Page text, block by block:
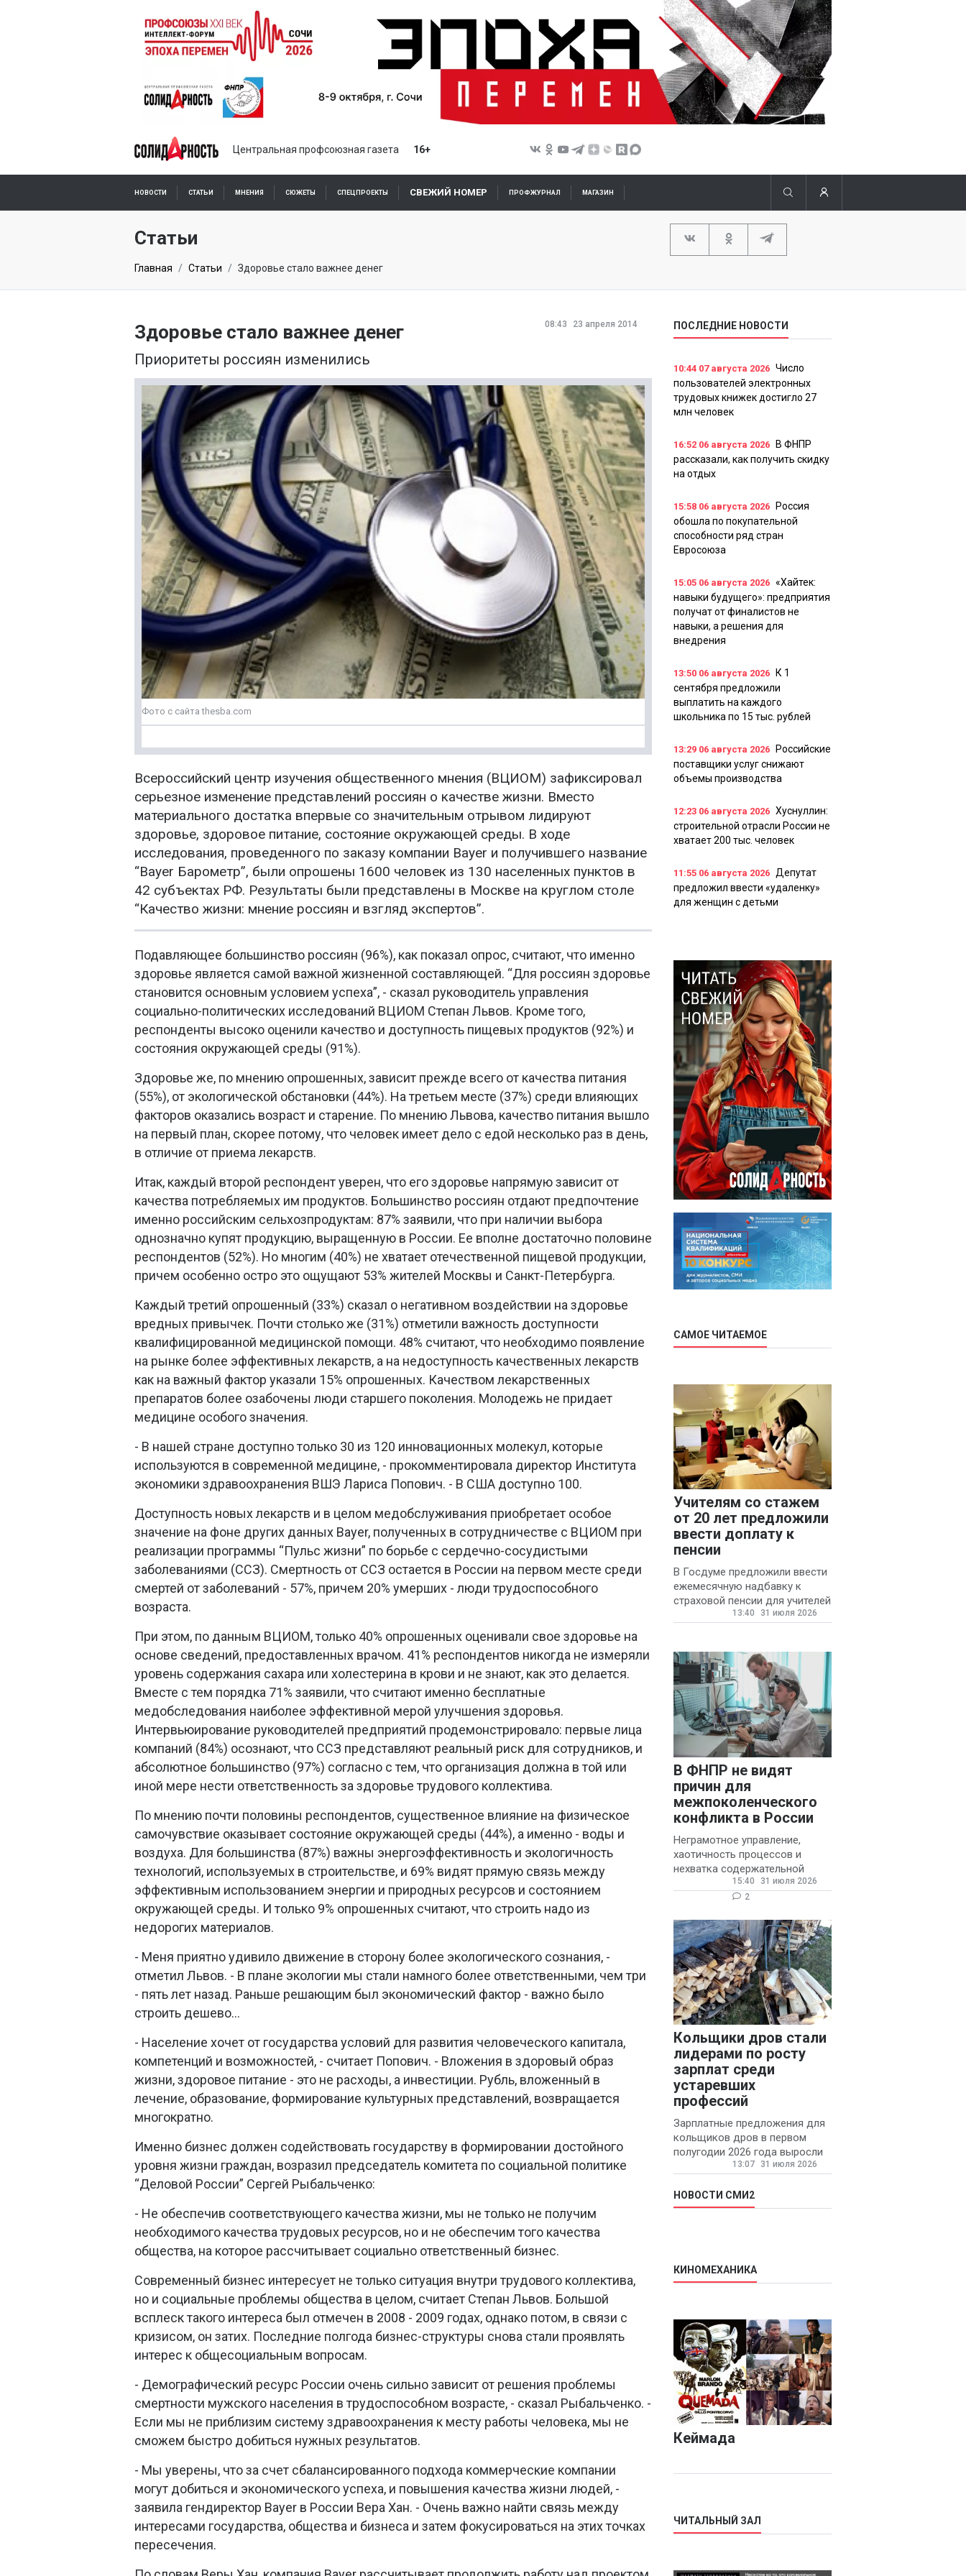
Центральная профсоюзная газета 16+
НОВОСТИ СТАТЬИ МНЕНИЯ СЮЖЕТЫ СПЕЦПРОЕКТЫ СВЕЖИЙ НОМЕР ПРОФЖУРНАЛ МАГАЗИН
Статьи
Главная Статьи Здоровье стало важнее денег
08:43 23 апреля 2014
Здоровье стало важнее денег
Приоритеты россиян изменились
Фото с сайта thesba.com
Всероссийский центр изучения общественного мнения (ВЦИОМ) зафиксировал
серьезное изменение представлений россиян о качестве жизни. Вместо
материального достатка впервые со значительным отрывом лидируют
здоровье, здоровое питание, состояние окружающей среды. В ходе
исследования, проведенного по заказу компании Bayer и получившего название
“Bayer Барометр”, были опрошены 1600 человек из 130 населенных пунктов в
42 субъектах РФ. Результаты были представлены в Москве на круглом столе
“Качество жизни: мнение россиян и взгляд экспертов”.
Подавляющее большинство россиян (96%), как показал опрос, считают, что именно
здоровье является самой важной жизненной составляющей. “Для россиян здоровье
становится основным условием успеха”, - сказал руководитель управления
социально-политических исследований ВЦИОМ Степан Львов. Кроме того,
респонденты высоко оценили качество и доступность пищевых продуктов (92%) и
состояния окружающей среды (91%).
Здоровье же, по мнению опрошенных, зависит прежде всего от качества питания
(55%), от экологической обстановки (44%). На третьем месте (37%) среди влияющих
факторов оказались возраст и старение. По мнению Львова, качество питания вышло
на первый план, скорее потому, что человек имеет дело с едой несколько раз в день,
в отличие от приема лекарств.
Итак, каждый второй респондент уверен, что его здоровье напрямую зависит от
качества потребляемых им продуктов. Большинство россиян отдают предпочтение
именно российским сельхозпродуктам: 87% заявили, что при наличии выбора
однозначно купят продукцию, выращенную в России. Ее вполне достаточно половине
респондентов (52%). Но многим (40%) не хватает отечественной пищевой продукции,
причем особенно остро это ощущают 53% жителей Москвы и Санкт-Петербурга.
Каждый третий опрошенный (33%) сказал о негативном воздействии на здоровье
вредных привычек. Почти столько же (31%) отметили важность доступности
квалифицированной медицинской помощи. 48% считают, что необходимо появление
на рынке более эффективных лекарств, а на недоступность качественных лекарств
как на важный фактор указали 15% опрошенных. Качеством лекарственных
препаратов более озабочены люди старшего поколения. Молодежь не придает
медицине особого значения.
- В нашей стране доступно только 30 из 120 инновационных молекул, которые
используются в современной медицине, - прокомментировала директор Института
экономики здравоохранения ВШЭ Лариса Попович. - В США доступно 100.
Доступность новых лекарств и в целом медобслуживания приобретает особое
значение на фоне других данных Bayer, полученных в сотрудничестве с ВЦИОМ при
реализации программы “Пульс жизни” по борьбе с сердечно-сосудистыми
заболеваниями (ССЗ). Смертность от ССЗ остается в России на первом месте среди
смертей от заболеваний - 57%, причем 20% умерших - люди трудоспособного
возраста.
При этом, по данным ВЦИОМ, только 40% опрошенных оценивали свое здоровье на
основе сведений, предоставленных врачом. 41% респондентов никогда не измеряли
уровень содержания сахара или холестерина в крови и не знают, как это делается.
Вместе с тем порядка 71% заявили, что считают именно бесплатные
медобследования наиболее эффективной мерой улучшения здоровья.
Интервьюирование руководителей предприятий продемонстрировало: первые лица
компаний (84%) осознают, что ССЗ представляют реальный риск для сотрудников, и
абсолютное большинство (97%) согласно с тем, что организация должна в той или
иной мере нести ответственность за здоровье трудового коллектива.
По мнению почти половины респондентов, существенное влияние на физическое
самочувствие оказывает состояние окружающей среды (44%), а именно - воды и
воздуха. Для большинства (87%) важны энергоэффективность и экологичность
технологий, используемых в строительстве, и 69% видят прямую связь между
эффективным использованием энергии и природных ресурсов и состоянием
окружающей среды. И только 9% опрошенных считают, что строить надо из
недорогих материалов.
- Меня приятно удивило движение в сторону более экологического сознания, -
отметил Львов. - В плане экологии мы стали намного более ответственными, чем три
- пять лет назад. Раньше решающим был экономический фактор - важно было
строить дешево...
- Население хочет от государства условий для развития человеческого капитала,
компетенций и возможностей, - считает Попович. - Вложения в здоровый образ
жизни, здоровое питание - это не расходы, а инвестиции. Рубль, вложенный в
лечение, образование, формирование культурных представлений, возвращается
многократно.
Именно бизнес должен содействовать государству в формировании достойного
уровня жизни граждан, возразил председатель комитета по социальной политике
“Деловой России” Сергей Рыбальченко:
- Не обеспечив соответствующего качества жизни, мы не только не получим
необходимого качества трудовых ресурсов, но и не обеспечим того качества
общества, на которое рассчитывает социально ответственный бизнес.
Современный бизнес интересует не только ситуация внутри трудового коллектива,
но и социальные проблемы общества в целом, считает Степан Львов. Большой
всплеск такого интереса был отмечен в 2008 - 2009 годах, однако потом, в связи с
кризисом, он затих. Последние полгода бизнес-структуры снова стали проявлять
интерес к общесоциальным вопросам.
- Демографический ресурс России очень сильно зависит от решения проблемы
смертности мужского населения в трудоспособном возрасте, - сказал Рыбальченко. -
Если мы не приблизим систему здравоохранения к месту работы человека, мы не
сможем быстро добиться нужных результатов.
- Мы уверены, что за счет сбалансированного подхода коммерческие компании
могут добиться и экономического успеха, и повышения качества жизни людей, -
заявила гендиректор Bayer в России Вера Хан. - Очень важно найти связь между
интересами государства, общества и бизнеса и затем фокусироваться на этих точках
пересечения.
ПОСЛЕДНИЕ НОВОСТИ
10:44 07 августа 2026 Число
пользователей электронных
трудовых книжек достигло 27
млн человек
16:52 06 августа 2026
В ФНПР
рассказали, как получить скидку
на отдых
15:58 06 августа 2026
Россия
обошла по покупательной
способности ряд стран
Евросоюза
15:05 06 августа 2026 «Хайтек:
навыки будущего»: предприятия
получат от финалистов не
навыки, а решения для
внедрения
13:50 06 августа 2026
К 1
сентября предложили
выплатить на каждого
школьника по 15 тыс. рублей
13:29 06 августа 2026
Российские
поставщики услуг снижают
объемы производства
12:23 06 августа 2026 Хуснуллин:
строительной отрасли России не
хватает 200 тыс. человек
11:55 06 августа 2026 Депутат
предложил ввести «удаленку»
для женщин с детьми
САМОЕ ЧИТАЕМОЕ
Учителям со стажем
от 20 лет предложили
ввести доплату к
пенсии
В Госдуме предложили ввести
ежемесячную надбавку к
страховой пенсии для учителей
государственных и
13:40 31 июля 2026
В ФНПР не видят
причин для
межпоколенческого
конфликта в России
Неграмотное управление,
хаотичность процессов и
нехватка содержательной
обратной связи от
руководителя являются
конфликтов и раздражения в
15:40
31 июля 2026
2
Кольщики дров стали
лидерами по росту
зарплат среди
устаревших
профессий
Зарплатные предложения для
кольщиков дров в первом
полугодии 2026 года выросли
на 58% - 62 тысяч рублей в
«Прайм».
13:07 31 июля 2026
НОВОСТИ СМИ2
КИНОМЕХАНИКА
Кеймада
ЧИТАЛЬНЫЙ ЗАЛ